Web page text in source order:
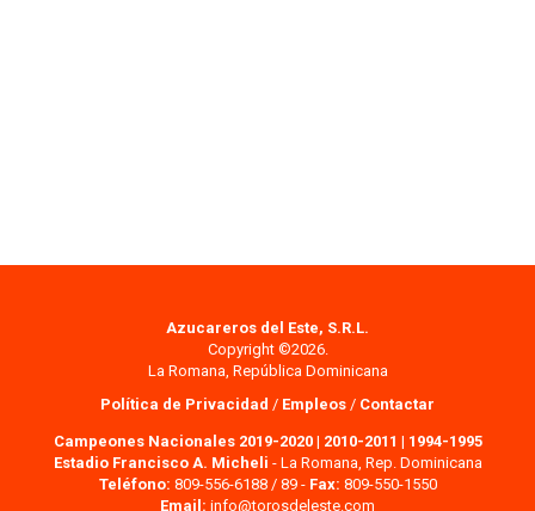
Azucareros del Este, S.R.L.
Copyright ©2026.
La Romana, República Dominicana
Política de Privacidad / Empleos / Contactar
Campeones Nacionales 2019-2020| 2010-2011 | 1994-1995
Estadio Francisco A. Micheli - La Romana, Rep. Dominicana
Teléfono: 809-556-6188 / 89 - Fax: 809-550-1550
Email: info@torosdeleste.com